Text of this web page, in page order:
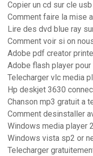
Copier un cd sur cle
Comment faire la mise
Lire des dvd blue ray
Comment voir si on
Adobe pdf creator
Adobe flash player
Telecharger vlc media
Hp deskjet 3630
Chanson mp3 gratuit a
Comment desinstaller
Windows media player
Windows vista sp2 or
Telecharger